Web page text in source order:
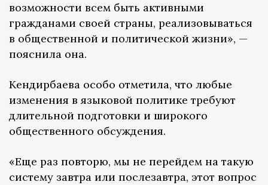
возможности всем быть активными
гражданами своей страны, реализовываться
в общественной и политической жизни», —
пояснила она.
Кендирбаева особо отметила, что любые
изменения в языковой политике требуют
длительной подготовки и широкого
общественного обсуждения.
«Еще раз повторю, мы не перейдем на такую
систему завтра или послезавтра, этот вопрос